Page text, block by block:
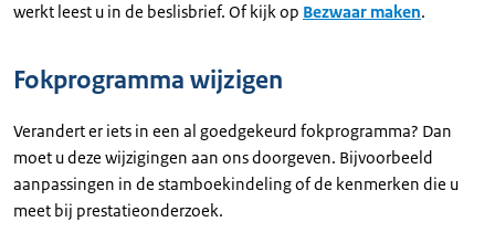
werkt leest u in de beslisbrief. Of kijk op Bezwaar maken.
Fokprogramma wijzigen
Verandert er iets in een al goedgekeurd fokprogramma? Dan
moet u deze wijzigingen aan ons doorgeven. Bijvoorbeeld
aanpassingen in de stamboekindeling of de kenmerken die u
meet bij prestatieonderzoek.